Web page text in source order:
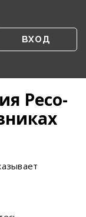
ВХОД
Ресо-